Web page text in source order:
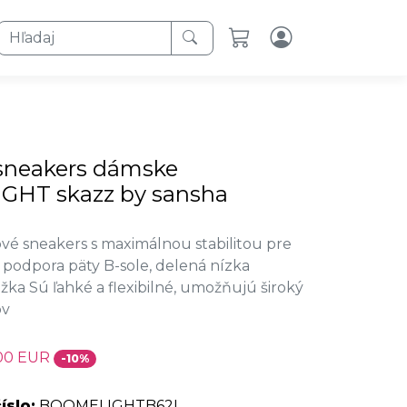
dámske
skazz by sansha
sneakers s maximálnou stabilitou pre
päty B-sole, delená nízka
Sú ľahké a flexibilné, umožňujú široký
EUR -10%